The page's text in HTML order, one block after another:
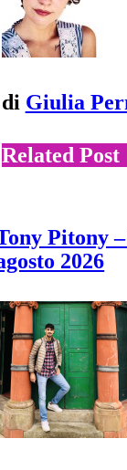
di Giulia
Related Post
Pitony
2026